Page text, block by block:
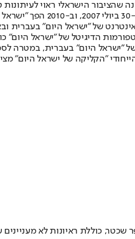
הישראלי ראוי לעיתונות
תשלום. המהדורה
הדיגיטל של "ישראל היום"
של "ישראל היום" בעברית,
"הקליקה של ישראל היום"
כוללת ראיונות לא מעניינים